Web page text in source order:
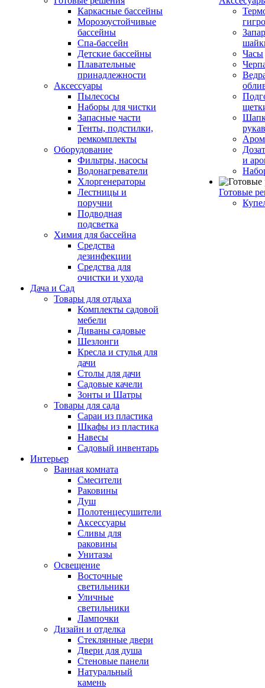
Каркасные бассейны
Морозоустойчивые
бассейны
Спа-бассейн
Детские бассейны
Плавательные
принадлежности
Аксессуары
Пылесосы
Наборы для чистки
Запасные части
Тенты, подстилки,
ремкомплекты
Оборудование
Фильтры, насосы
Водонагреватели
Хлоргенераторы
Лестницы и
поручни
Подводная
подсветка
Химия для бассейна
Средства
дезинфекции
Средства для
очистки и ухода
Дача и Сад
Товары для отдыха
Комплекты садовой
мебели
Диваны садовые
Шезлонги
Кресла и стулья для
дачи
Столы для дачи
Садовые качели
Зонты и Шатры
Товары для сада
Сараи из пластика
Шкафы из пластика
Навесы
Садовый инвентарь
Интерьер
Ванная комната
Смесители
Раковины
Душ
Полотенцесушители
Аксессуары
Сливы для
раковины
Унитазы
Освещение
Восточные
светильники
Уличные
светильники
Лампочки
Дизайн и отделка
Стеклянные двери
Двери для душа
Стеновые панели
Натуральный
камень
Часы
и
Готовые